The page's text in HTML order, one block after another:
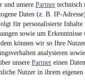
unsere Partner technisch
Daten (z. B. IP-
für personalisierte
sowie um
können wir so Ihre
analysieren
unsere Partner einen
Nutzer in ihrem eigenen
They send the
found out person was
refunded our money. I